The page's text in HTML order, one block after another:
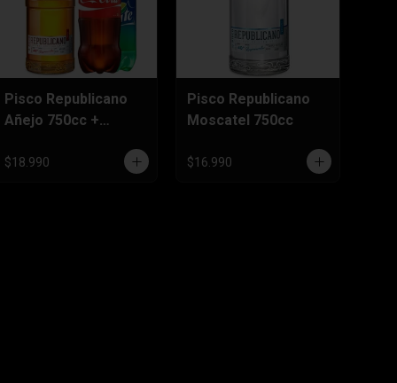
Pisco Republicano
Añejo 750cc +
$18.990
Pisco Republicano
Moscatel 750cc
$16.990